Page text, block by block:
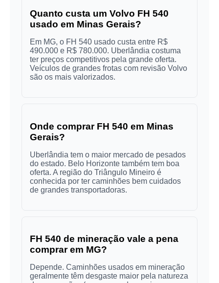
Quanto custa um Volvo FH 540
usado em Minas Gerais?
Em MG, o FH 540 usado custa entre R$
490.000 e R$ 780.000. Uberlândia costuma
ter preços competitivos pela grande oferta.
Veículos de grandes frotas com revisão Volvo
são os mais valorizados.
Onde comprar FH 540 em Minas
Gerais?
Uberlândia tem o maior mercado de pesados
do estado. Belo Horizonte também tem boa
oferta. A região do Triângulo Mineiro é
conhecida por ter caminhões bem cuidados
de grandes transportadoras.
FH 540 de mineração vale a pena
comprar em MG?
Depende. Caminhões usados em mineração
geralmente têm desgaste maior pela natureza